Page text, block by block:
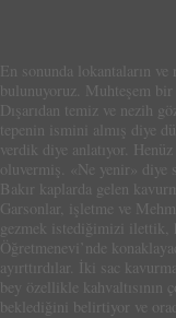
En sonunda lokantaların
bulunuyoruz. Muhteşem bir
Dışarıdan temiz ve nezih
tepenin ismini almış diye
verdik diye anlatıyor.
oluvermiş. «Ne yenir» diye
Bakır kaplarda gelen
Garsonlar, işletme ve
gezmek istediğimizi ilettik,
Öğretmenevi’nde
ayırttırdılar. İki sac
bey özellikle kahvaltısının
beklediğini belirtiyor ve